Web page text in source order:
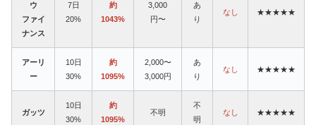
ウ
ファイ
ナンス
7日
20%
約
1043%
3,000
円〜
あ
り
なし ★★★★★
アーリ
ー
10日
30%
約
1095%
2,000〜
3,000円
あ
り
なし ★★★★★
ガッツ
10日
30%
約
1095%
不明
不
明
なし ★★★★★